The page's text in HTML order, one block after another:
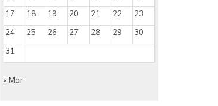
17
18 19 20 21 22
23
24
25 26 27 28 29
30
31
« Mar